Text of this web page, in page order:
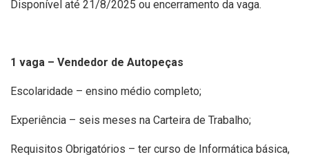
Disponível até 21/8/2025 ou encerramento da vaga.
1 vaga – Vendedor de Autopeças
Escolaridade – ensino médio completo;
Experiência – seis meses na Carteira de Trabalho;
Requisitos Obrigatórios – ter curso de Informática básica,